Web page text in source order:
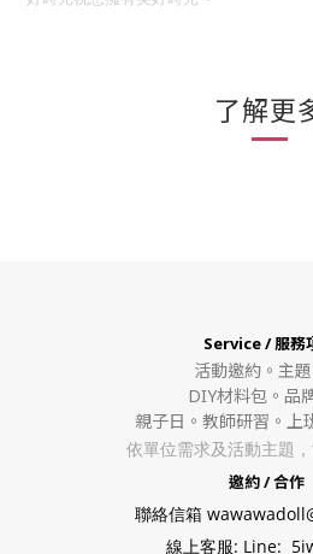
了解更
Service / 服務
活動邀約。 主
DIY材料包。 品
親子日。教師研習。上
依單位需求及活動主題
邀約 / 合作
聯絡信箱
線上客服: Line: